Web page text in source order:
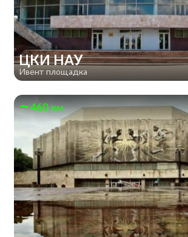
ЦКИ НАУ
Ивент площадка
460 км